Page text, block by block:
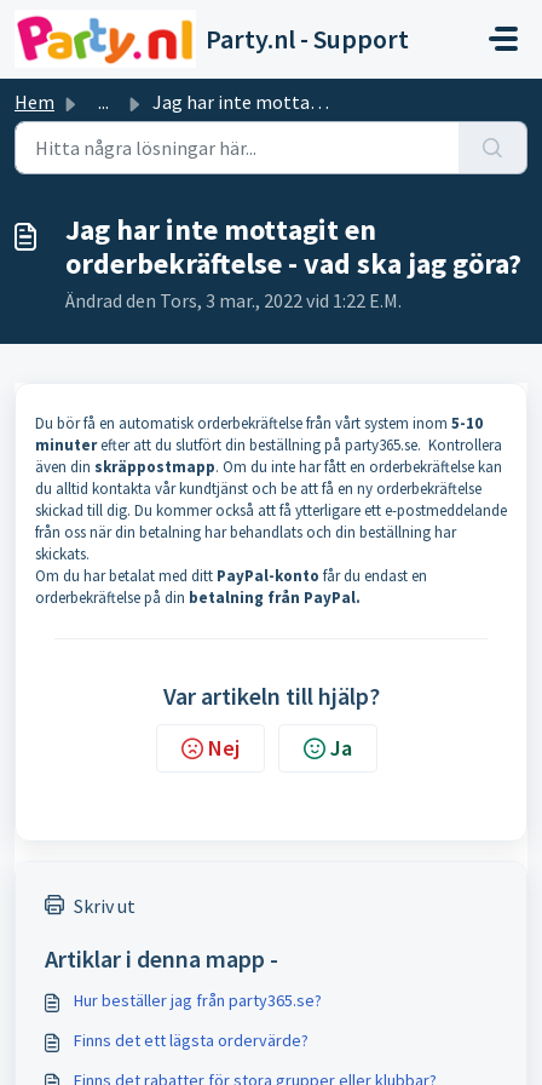
Hoppa över till huvudinnehåll
Party.nl - Support
Hem ... Jag har inte mottagit en orderbekräftelse - vad ska jag g...
Jag har inte mottagit en
orderbekräftelse - vad ska jag göra?
Ändrad den Tors, 3 mar., 2022 vid 1:22 E.M.
Du bör få en automatisk orderbekräftelse från vårt system inom 5-10
minuterefter att du slutfört din beställning på party365.se. Kontrollera
även din skräppostmapp. Om du inte har fått en orderbekräftelse kan
du alltid kontakta vår kundtjänst och be att få en ny orderbekräftelse
skickad till dig. Du kommer också att få ytterligare ett e-postmeddelande
från oss när din betalning har behandlats och din beställning har
skickats.
Om du har betalat med ditt PayPal-konto får du endast en
orderbekräftelse på din betalning från PayPal.
Var artikeln till hjälp?
Nej Ja
Skriv ut
Artiklar i denna mapp -
Hur beställer jag från party365.se?
Finns det ett lägsta ordervärde?
Finns det rabatter för stora grupper eller klubbar?